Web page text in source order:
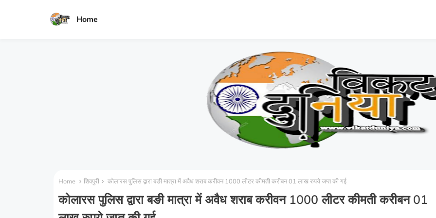
Home
Home शिवपुरी कोलारस पुलिस द्वारा बङी मात्रा में अवैध शराब करीवन 1000 लीटर कीमती करीबन 01 लाख रुपये जप्त की गई
कोलारस पुलिस द्वारा बङी मात्रा में अवैध शराब करीवन 1000 लीटर कीमती करीबन 01